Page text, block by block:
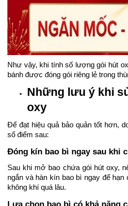
Như vậy, khi tính số lượng gói hút
bánh được đóng gói riêng lẻ trong
Những lưu ý khi
oxy
Để đạt hiệu quả bảo quản tốt hơn,
số điểm sau:
Đóng kín bao bì ngay sau khi
Sau khi mở bao chứa gói hút oxy,
ngắn và hàn kín bao bì ngay để
không khí quá lâu.
Lựa chọn bao bì có khả năng